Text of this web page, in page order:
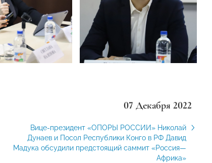
07 Декабря 2022
Вице-президент «ОПОРЫ РОССИИ» Николай
Дунаев и Посол Республики Конго в РФ Давид
Мадука обсудили предстоящий саммит «Россия—
Африка»